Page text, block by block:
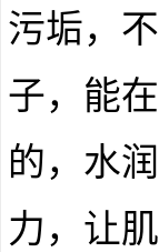
污垢，
子，能
的，水
力，让